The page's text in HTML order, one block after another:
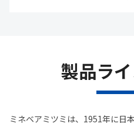
製品ラ
ミネベアミツミは、1951年に⽇